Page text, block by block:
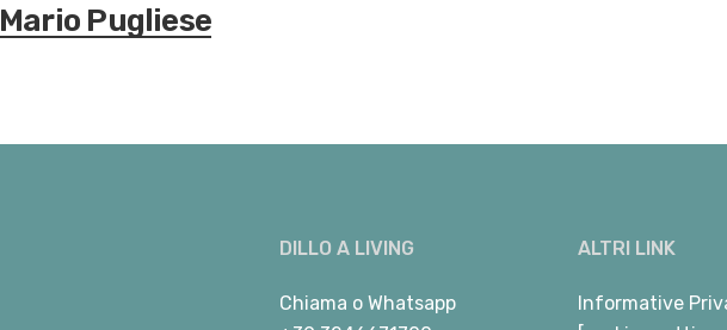
Mario Pugliese
DILLO A LIVING
Chiama o Whatsapp
ALTRI LINK
Informative